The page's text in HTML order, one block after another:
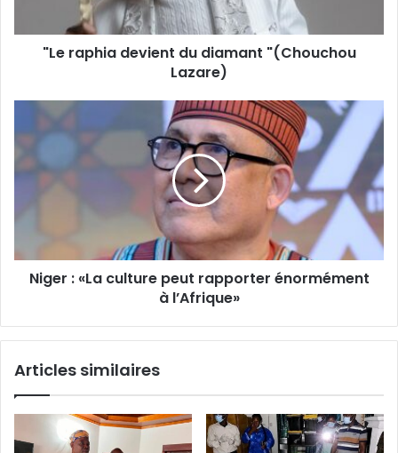
"Le raphia devient du diamant "(Chouchou
Lazare)
«La
culture
énormément
l’Afrique»
Niger : «La culture peut rapporter énormément
à l’Afrique»
Articles similaires